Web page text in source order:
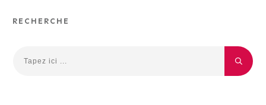
RECHERCHE